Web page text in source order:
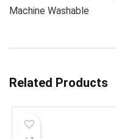
Machine Washable
Related Products